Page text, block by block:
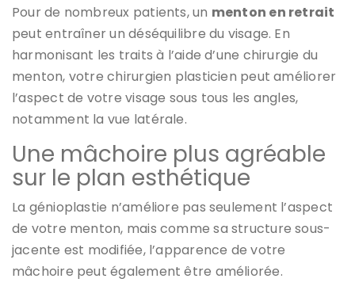
Pour de nombreux patients, un menton en retrait
peut entraîner un déséquilibre du visage. En
harmonisant les traits à l’aide d’une chirurgie du
menton, votre chirurgien plasticien peut améliorer
l’aspect de votre visage sous tous les angles,
notamment la vue latérale.
Une mâchoire plus agréable
sur le plan esthétique
La génioplastie n’améliore pas seulement l’aspect
de votre menton, mais comme sa structure sous-
jacente est modifiée, l’apparence de votre
mâchoire peut également être améliorée.